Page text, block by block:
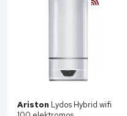
Ariston Lydos Hybrid wifi